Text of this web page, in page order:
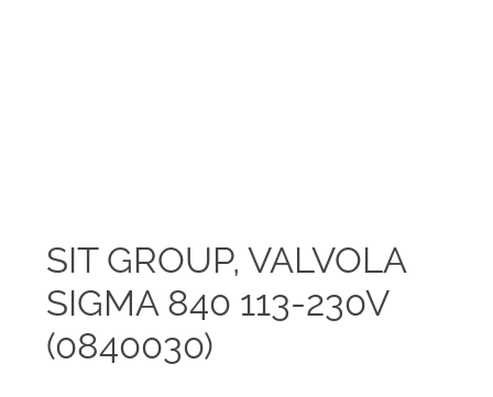
SIT GROUP, VALVOLA
SIGMA 840 113-230V
(0840030)